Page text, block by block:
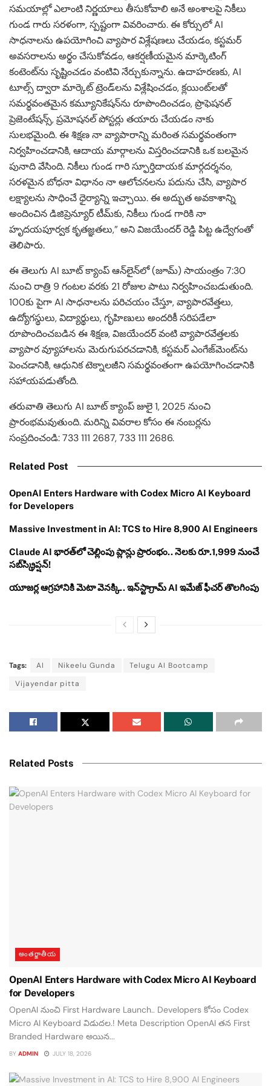
సమయాల్లో ఎలాంటి నిర్ణయాలు తీసుకోవాలి అనే అంశాలపై నికీలు
గుండ గారు సరళంగా, స్పష్టంగా వివరించారు. ఈ కోర్సులో AI
సాధనాలను ఉపయోగించి వ్యాపార విశ్లేషణలు చేయడం, కస్టమర్
అవసరాలను అర్థం చేసుకోవడం, ఆకర్షణీయమైన మార్కెటింగ్
కంటెంట్‌ను సృష్టించడం వంటివి నేర్చుకున్నాను. ఉదాహరణకు, AI
టూల్స్ ద్వారా మార్కెట్ ట్రెండ్‌లను విశ్లేషించడం, క్లయింట్‌లతో
సమర్థవంతమైన కమ్యూనికేషన్‌ను రూపొందించడం, ప్రొఫెషనల్
ప్రెజెంటేషన్స్, ప్రమోషనల్ పోస్టర్లు తయారు చేయడం నాకు
సులభమైంది. ఈ శిక్షణ నా వ్యాపారాన్ని మరింత సమర్థవంతంగా
నిర్వహించడానికి, ఆదాయ మార్గాలను విస్తరించడానికి ఒక బలమైన
పునాది వేసింది. నికీలు గుండ గారి స్ఫూర్తిదాయక మార్గదర్శనం,
సరళమైన బోధనా విధానం నా ఆలోచనలను పదును చేసి, వ్యాపార
లక్ష్యాలను సాధించే ధైర్యాన్ని ఇచ్చాయి. ఈ అద్భుత అవకాశాన్ని
అందించిన డిజిప్రెన్యూర్ టీమ్‌కు, నికీలు గుండ గారికి నా
హృదయపూర్వక కృతజ్ఞతలు,” అని విజయేందర్ రెడ్డి పిట్ట ఉద్వేగంతో
తెలిపారు.
ఈ తెలుగు AI బూట్ క్యాంప్ ఆన్‌లైన్‌లో (జూమ్) సాయంత్రం 7:30
నుంచి రాత్రి 9 గంటల వరకు 21 రోజుల పాటు నిర్వహించబడుతుంది.
100కు పైగా AI సాధనాలను పరిచయం చేస్తూ, వ్యాపారవేత్తలు,
ఉద్యోగస్థులు, విద్యార్థులు, గృహిణులు అందరికీ సరిపడేలా
రూపొందించబడిన ఈ శిక్షణ, విజయేందర్ వంటి వ్యాపారవేత్తలకు
వ్యాపార వ్యూహాలను మెరుగుపరచడానికి, కస్టమర్ ఎంగేజ్‌మెంట్‌ను
పెంచడానికి, ఆధునిక టెక్నాలజీని సమర్థవంతంగా ఉపయోగించడానికి
సహాయపడుతోంది.
తరువాతి తెలుగు AI బూట్ క్యాంప్ జులై 1, 2025 నుంచి
ప్రారంభమవుతుంది. మరిన్ని వివరాల కోసం ఈ నంబర్లను
సంప్రదించండి: 733 111 2687, 733 111 2686.
Related Post
OpenAI Enters Hardware with Codex Micro AI Keyboard
for Developers
Massive Investment in AI: TCS to Hire 8,900 AI Engineers
Claude AI భారత్‌లో చెల్లింపు ప్లాన్లు ప్రారంభం.. నెలకు రూ.1,999 నుంచే
సబ్‌స్క్రిప్షన్!
యూజర్ల ఆగ్రహానికి మెటా వెనక్కి.. ఇన్‌స్టాగ్రామ్ AI ఇమేజ్ ఫీచర్ తొలగింపు
Tags: AI Nikeelu Gunda
Telugu AI Bootcamp
Vijayendar pitta
Related Posts
అంతర్జాతీయ
OpenAI Enters Hardware with Codex Micro AI Keyboard
for Developers
OpenAI నుంచి First Hardware Launch.. Developers కోసం Codex
Micro AI Keyboard విడుదల.! Meta Description OpenAI తన First
Branded Hardware అయిన...
BY ADMIN JULY 18, 2026